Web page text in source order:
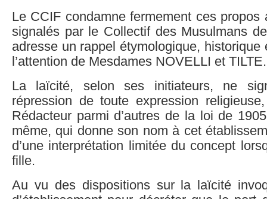
Le CCIF condamne fermement ces propos
signalés par le Collectif des Musulmans
adresse un rappel étymologique, historique
l’attention de Mesdames NOVELLI et TILTE.
La laïcité, selon ses initiateurs, ne
répression de toute expression
Rédacteur parmi d’autres de la loi de
même, qui donne son nom à cet
d’une interprétation limitée du concept
fille.
Au vu des dispositions sur la laïcité